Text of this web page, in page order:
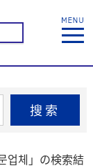
搜索
업체」の検索結